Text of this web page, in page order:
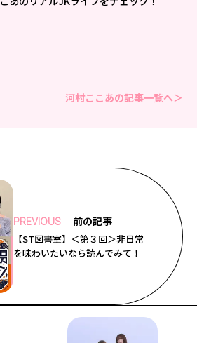
河村ここあの記事一覧へ＞
PREVIOUS 前の記事
【ST図書室】＜第３回＞非日常
を味わいたいなら読んでみて！